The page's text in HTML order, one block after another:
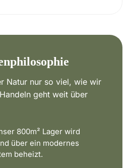
Natur nur so viel, wie wir
geht weit über
800m² Lager wird
über ein modernes
beheizt.